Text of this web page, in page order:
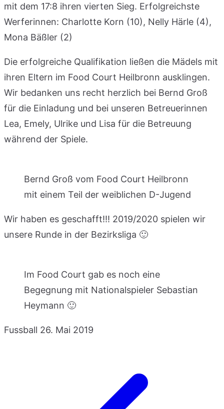
mit dem 17:8 ihren vierten Sieg. Erfolgreichste
Werferinnen: Charlotte Korn (10), Nelly Härle (4),
Mona Bäßler (2)
Die erfolgreiche Qualifikation ließen die Mädels mit
ihren Eltern im Food Court Heilbronn ausklingen.
Wir bedanken uns recht herzlich bei Bernd Groß
für die Einladung und bei unseren Betreuerinnen
Lea, Emely, Ulrike und Lisa für die Betreuung
während der Spiele.
Bernd Groß vom Food Court Heilbronn
mit einem Teil der weiblichen D-Jugend
Wir haben es geschafft!!! 2019/2020 spielen wir
unsere Runde in der Bezirksliga 🙂
Im Food Court gab es noch eine
Begegnung mit Nationalspieler Sebastian
Heymann 🙂
Fussball 26. Mai 2019